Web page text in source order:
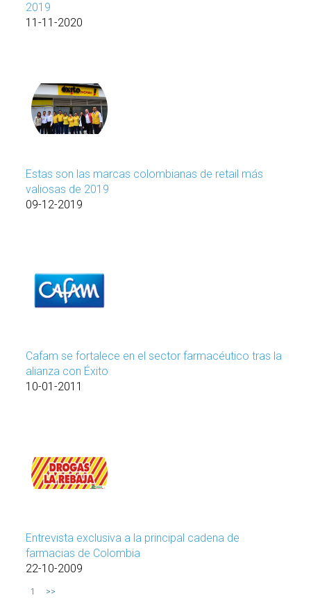
2019
11-11-2020
Estas son las marcas colombianas de retail más
valiosas de 2019
09-12-2019
Cafam se fortalece en el sector farmacéutico tras la
alianza con Éxito
10-01-2011
Entrevista exclusiva a la principal cadena de
farmacias de Colombia
22-10-2009
1 >>